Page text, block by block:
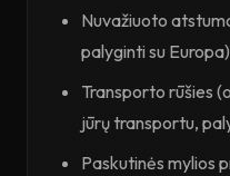
Nuvažiuoto
palyginti su Europa)
Transporto rūšies
jūrų transportu,
Paskutinės mylios